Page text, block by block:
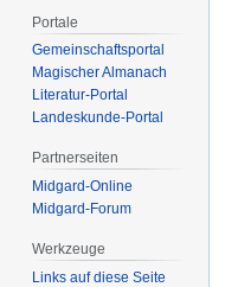
Portale
Gemeinschafts­portal
Magischer Almanach
Literatur-Portal
Landeskunde-Portal
Partnerseiten
Midgard-Online
Midgard-Forum
Werkzeuge
Links auf diese Seite